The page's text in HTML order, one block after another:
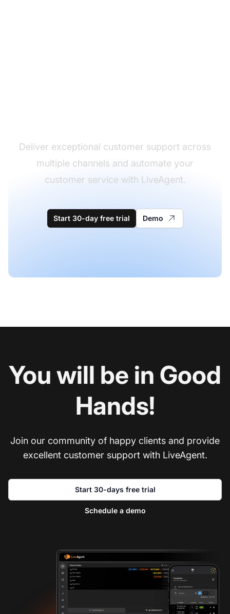
Deliver exceptional customer support across
multiple channels and automate your
customer service with LiveAgent.
Start 30-day free trial Demo
You will be in Good
Hands!
Join our community of happy clients and provide
excellent customer support with LiveAgent.
Start 30-days free trial
Schedule a demo